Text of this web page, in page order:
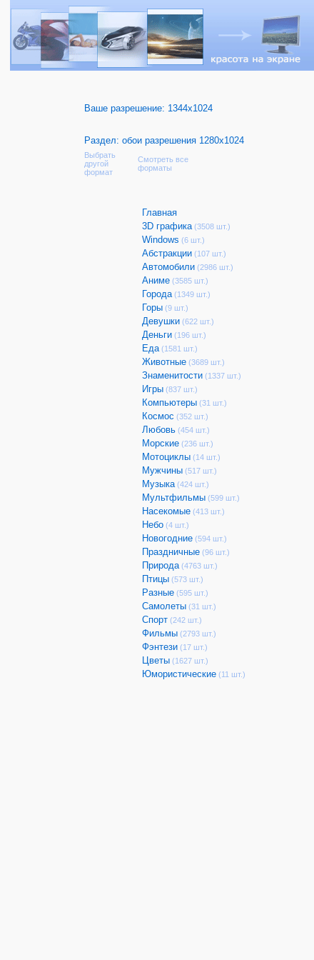
Ваше разрешение: 1344x1024
Раздел: обои разрешения 1280x1024
Выбрать
другой
формат
Смотреть все
форматы
Главная
3D графика (3508 шт.)
Windows (6 шт.)
Абстракции (107 шт.)
Автомобили (2986 шт.)
Аниме (3585 шт.)
Города (1349 шт.)
Горы (9 шт.)
Девушки (622 шт.)
Деньги (196 шт.)
Еда (1581 шт.)
Животные (3689 шт.)
Знаменитости (1337 шт.)
Игры (837 шт.)
Компьютеры (31 шт.)
Космос (352 шт.)
Любовь (454 шт.)
Морские (236 шт.)
Мотоциклы (14 шт.)
Мужчины (517 шт.)
Музыка (424 шт.)
Мультфильмы (599 шт.)
Насекомые (413 шт.)
Небо (4 шт.)
Новогодние (594 шт.)
Праздничные (96 шт.)
Природа (4763 шт.)
Птицы (573 шт.)
Разные (595 шт.)
Самолеты (31 шт.)
Спорт (242 шт.)
Фильмы (2793 шт.)
Фэнтези (17 шт.)
Цветы (1627 шт.)
Юмористические (11 шт.)